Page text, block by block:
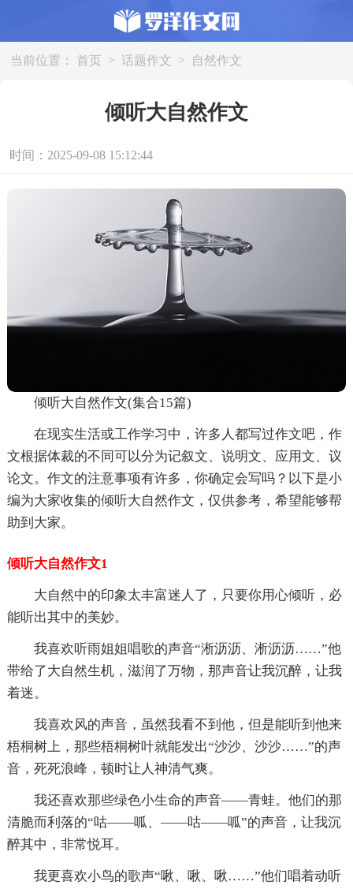
当前位置： 首页 > 话题作文 > 自然作文
倾听大自然作文
时间：2025-09-08 15:12:44
倾听大自然作文(集合15篇)
在现实生活或工作学习中，许多人都写过作文吧，作
文根据体裁的不同可以分为记叙文、说明文、应用文、议
论文。作文的注意事项有许多，你确定会写吗？以下是小
编为大家收集的倾听大自然作文，仅供参考，希望能够帮
助到大家。
倾听大自然作文1
大自然中的印象太丰富迷人了，只要你用心倾听，必
能听出其中的美妙。
我喜欢听雨姐姐唱歌的声音“淅沥沥、淅沥沥……”他
带给了大自然生机，滋润了万物，那声音让我沉醉，让我
着迷。
我喜欢风的声音，虽然我看不到他，但是能听到他来
梧桐树上，那些梧桐树叶就能发出“沙沙、沙沙……”的声
音，死死浪峰，顿时让人神清气爽。
我还喜欢那些绿色小生命的声音——青蛙。他们的那
清脆而利落的“咕——呱、——咕——呱”的声音，让我沉
醉其中，非常悦耳。
我更喜欢小鸟的歌声“啾、啾、啾……”他们唱着动听